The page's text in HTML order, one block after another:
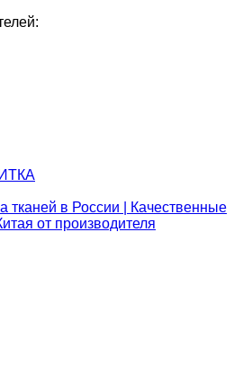
тканей в России | Качественные
от производителя